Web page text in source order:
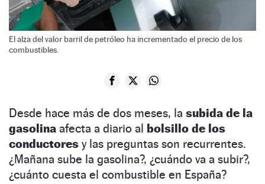
El alza del valor barril de petróleo ha incrementado el precio de los
combustibles.
Desde hace más de dos meses, la subida de la
gasolina afecta a diario al bolsillo de los
conductores y las preguntas son recurrentes.
¿Mañana sube la gasolina?, ¿cuándo va a subir?,
¿cuánto cuesta el combustible en España?